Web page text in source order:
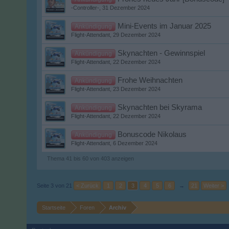
-Controller- 31 Dezember 2024
Ankündigung Mini-Events im Januar 2025
Flight-Attendant 29 Dezember 2024
Ankündigung Skynachten - Gewinnspiel
Flight-Attendant 22 Dezember 2024
Ankündigung Frohe Weihnachten
Flight-Attendant 23 Dezember 2024
Ankündigung Skynachten bei Skyrama
Flight-Attendant 22 Dezember 2024
Ankündigung Bonuscode Nikolaus
Flight-Attendant 6 Dezember 2024
Thema 41 bis 60 von 403 anzeigen
Seite 3 von 21 < Zurück 1 2 3 4 5 6 → 21 Weiter >
Startseite Foren Archiv